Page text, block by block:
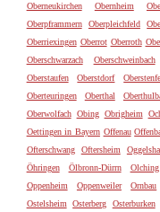
Oberneukirchen
Obernheim
Oberpframmern
Oberpleichfeld
Oberriexingen Oberrot Oberroth
Oberschwarzach
Oberschweinbach
Oberstaufen
Oberstdorf
Oberteuringen
Oberthal
Oberwolfach Obing Obrigheim
Oettingen in Bayern Offenau
Ofterschwang
Oftersheim
Öhringen
Ölbronn-Dürrn Olching
Oppenheim
Oppenweiler Ornbau
Ostelsheim
Osterberg Osterburken